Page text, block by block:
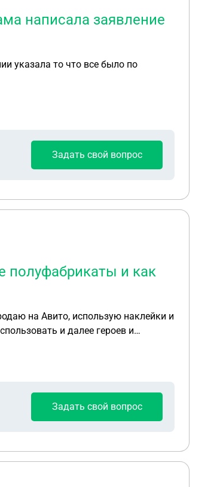
написала заявление
указала то что все было по
Задать свой вопрос
полуфабрикаты и как
на Авито, использую наклейки и
и далее героев и
Задать свой вопрос